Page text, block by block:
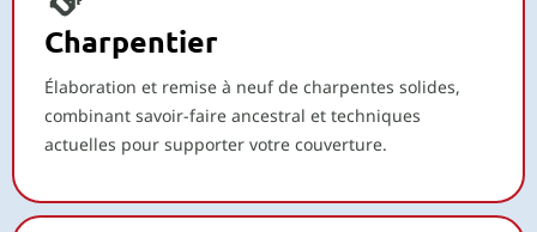
Charpentier
Élaboration et remise à neuf de charpentes solides,
combinant savoir-faire ancestral et techniques
actuelles pour supporter votre couverture.